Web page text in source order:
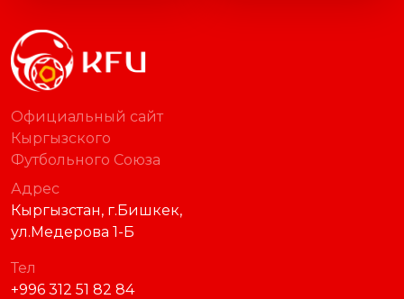
Официальный сайт
Кыргызского
Футбольного Союза
Адрес
Кыргызстан, г.Бишкек,
ул.Медерова 1-Б
Тел
+996 312 51 82 84